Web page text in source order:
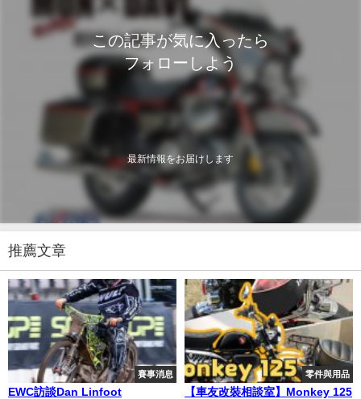
この記事が気に入ったら
フォローしよう
最新情報をお届けします
推薦文章
賽事消息
EWC訪談Dan Linfoot
零件與用品
【車友改裝相談室】Monkey 125